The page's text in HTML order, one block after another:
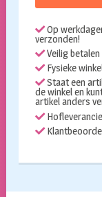
Op
verzonden!
Veilig betalen
Fysieke
Staat een
de winkel en
artikel anders